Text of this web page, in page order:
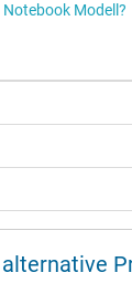
Modell?